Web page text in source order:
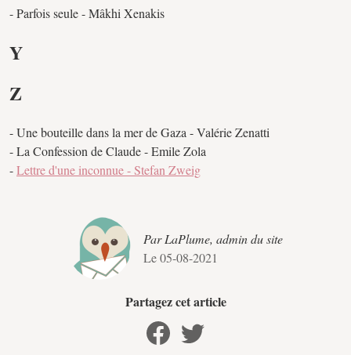
- Parfois seule - Mâkhi Xenakis
Y
Z
- Une bouteille dans la mer de Gaza - Valérie Zenatti
- La Confession de Claude - Emile Zola
-Lettre d'une inconnue - Stefan Zweig
Par LaPlume, admin du site
Le 05-08-2021
Partagez cet article